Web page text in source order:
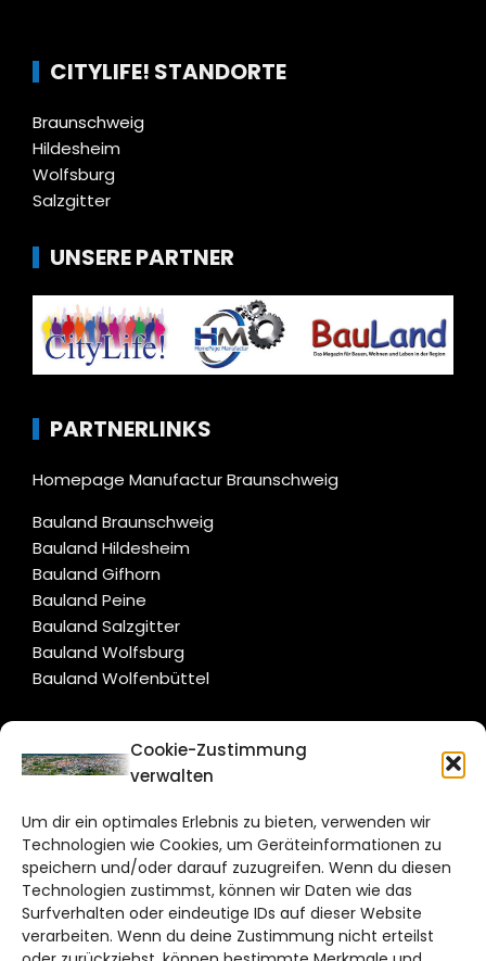
Cookie-Zustimmung
verwalten
Um dir ein optimales Erlebnis zu bieten, verwenden wir
Technologien wie Cookies, um Geräteinformationen zu
speichern und/oder darauf zuzugreifen. Wenn du diesen
Technologien zustimmst, können wir Daten wie das
Surfverhalten oder eindeutige IDs auf dieser Website
verarbeiten. Wenn du deine Zustimmung nicht erteilst
CITYLIFE! STANDORTE
Braunschweig
Hildesheim
Wolfsburg
Salzgitter
UNSERE PARTNER
PARTNERLINKS
Homepage Manufactur Braunschweig
Bauland Braunschweig
Bauland Hildesheim
Bauland Gifhorn
Bauland Peine
Bauland Salzgitter
Bauland Wolfsburg
Bauland Wolfenbüttel
CITYLIFE!
Bruchtorwall 12
38100 Braunschweig
Telefon: 0531 387220 – 65